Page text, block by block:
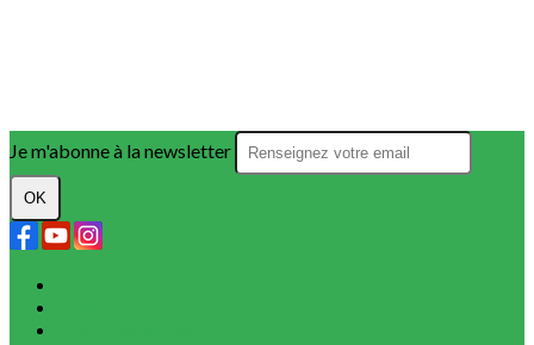
Je m'abonne à la newsletter
OK